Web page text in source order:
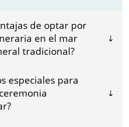
de optar por
en el mar
tradicional?
especiales para